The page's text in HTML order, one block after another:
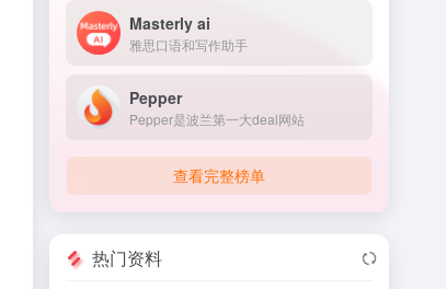
Masterly ai
雅思口语和写作助手
Pepper
Pepper是波兰第一大deal网站
查看完整榜单
热门资料